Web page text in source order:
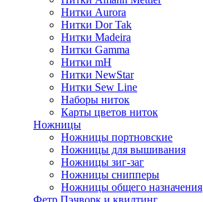
Нитки Aurora
Нитки Dor Tak
Нитки Madeira
Нитки Gamma
Нитки mH
Нитки NewStar
Нитки Sew Line
Наборы ниток
Карты цветов ниток
Ножницы
Ножницы портновские
Ножницы для вышивания
Ножницы зиг-заг
Ножницы снипперы
Ножницы общего назначения
Фетр Пэчворк и квилтинг